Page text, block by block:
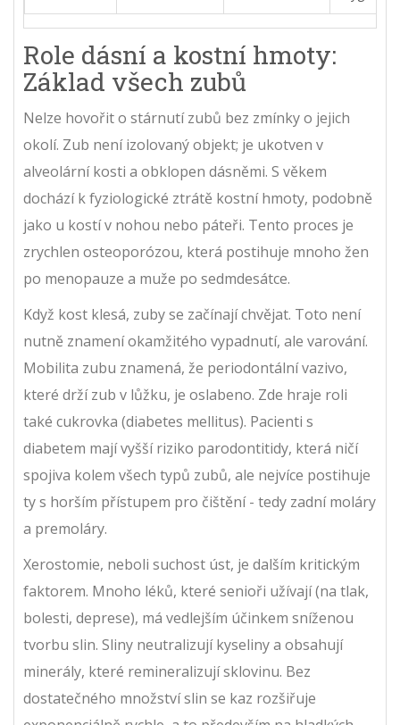
Role dásní a kostní hmoty:
Základ všech zubů
Nelze hovořit o stárnutí zubů bez zmínky o jejich
okolí. Zub není izolovaný objekt; je ukotven v
alveolární kosti a obklopen dásněmi. S věkem
dochází k fyziologické ztrátě kostní hmoty, podobně
jako u kostí v nohou nebo páteři. Tento proces je
zrychlen osteoporózou, která postihuje mnoho žen
po menopauze a muže po sedmdesátce.
Když kost klesá, zuby se začínají chvějat. Toto není
nutně znamení okamžitého vypadnutí, ale varování.
Mobilita zubu znamená, že periodontální vazivo,
které drží zub v lůžku, je oslabeno. Zde hraje roli
také cukrovka (diabetes mellitus). Pacienti s
diabetem mají vyšší riziko parodontitidy, která ničí
spojiva kolem všech typů zubů, ale nejvíce postihuje
ty s horším přístupem pro čištění - tedy zadní moláry
a premoláry.
Xerostomie, neboli suchost úst, je dalším kritickým
faktorem. Mnoho léků, které senioři užívají (na tlak,
bolesti, deprese), má vedlejším účinkem sníženou
tvorbu slin. Sliny neutralizují kyseliny a obsahují
minerály, které remineralizují sklovinu. Bez
dostatečného množství slin se kaz rozšiřuje